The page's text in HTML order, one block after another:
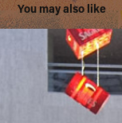
You may also like